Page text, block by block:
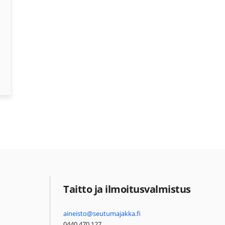
Taitto ja ilmoitusvalmistus
aineisto@seutumajakka.fi